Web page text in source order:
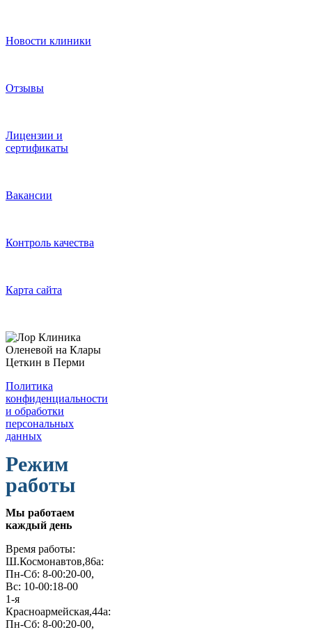
Новости клиники
Отзывы
Лицензии и
сертификаты
Вакансии
Контроль качества
Карта сайта
Политика
конфиденциальности
и обработки
персональных
данных
Режим
работы
Мы работаем
каждый день
Время работы:
Ш.Космонавтов,86а:
Пн-Сб: 8-00:20-00,
Вс: 10-00:18-00
1-я
Красноармейская,44а:
Пн-Сб: 8-00:20-00,